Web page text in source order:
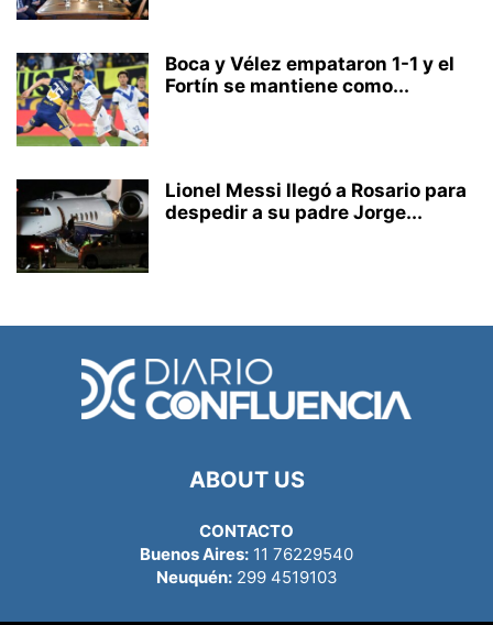
Boca y Vélez empataron 1-1 y el
Fortín se mantiene como...
Lionel Messi llegó a Rosario para
despedir a su padre Jorge...
ABOUT US
CONTACTO
Buenos Aires: 11 76229540
Neuquén:299 4519103